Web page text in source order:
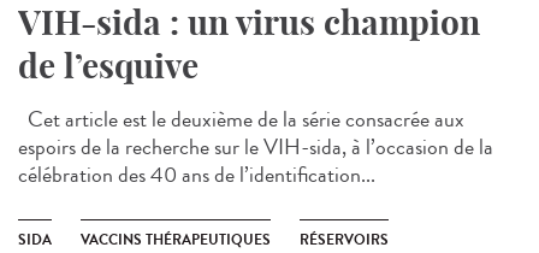
VIH-sida : un virus champion
de l’esquive
Cet article est le deuxième de la série consacrée aux
espoirs de la recherche sur le VIH-sida, à l’occasion de la
célébration des 40 ans de l’identification...
SIDA VACCINS THÉRAPEUTIQUES RÉSERVOIRS